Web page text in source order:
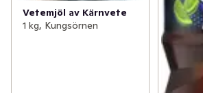
Vetemjöl av Kärnvete
1 kg, Kungsörnen